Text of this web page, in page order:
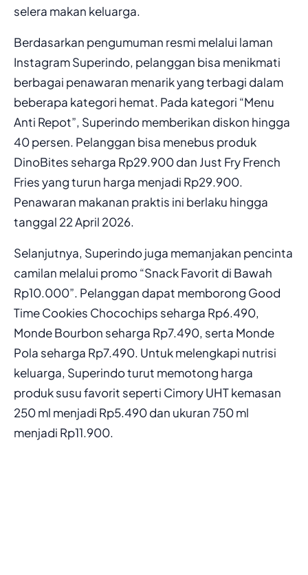
selera makan keluarga.
Berdasarkan pengumuman resmi melalui laman
Instagram Superindo, pelanggan bisa menikmati
berbagai penawaran menarik yang terbagi dalam
beberapa kategori hemat. Pada kategori “Menu
Anti Repot”, Superindo memberikan diskon hingga
40 persen. Pelanggan bisa menebus produk
DinoBites seharga Rp29.900 dan Just Fry French
Fries yang turun harga menjadi Rp29.900.
Penawaran makanan praktis ini berlaku hingga
tanggal 22 April 2026.
Selanjutnya, Superindo juga memanjakan pencinta
camilan melalui promo “Snack Favorit di Bawah
Rp10.000”. Pelanggan dapat memborong Good
Time Cookies Chocochips seharga Rp6.490,
Monde Bourbon seharga Rp7.490, serta Monde
Pola seharga Rp7.490. Untuk melengkapi nutrisi
keluarga, Superindo turut memotong harga
produk susu favorit seperti Cimory UHT kemasan
250 ml menjadi Rp5.490 dan ukuran 750 ml
menjadi Rp11.900.